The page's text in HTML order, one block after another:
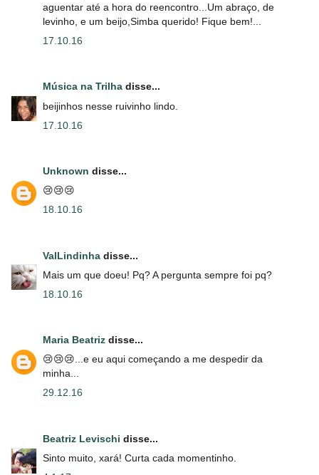
aguentar até a hora do reencontro...Um abraço, de
levinho, e um beijo,Simba querido! Fique bem!...
17.10.16
Música na Trilha disse...
beijinhos nesse ruivinho lindo.
17.10.16
Unknown disse...
😢😢😢
18.10.16
ValLindinha disse...
Mais um que doeu! Pq? A pergunta sempre foi pq?
18.10.16
Maria Beatriz disse...
😢😢😢...e eu aqui começando a me despedir da
minha...
29.12.16
Beatriz Levischi disse...
Sinto muito, xará! Curta cada momentinho.